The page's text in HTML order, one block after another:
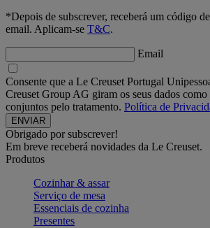
*Depois de subscrever, receberá um código
email. Aplicam-se T&C.
Email
Consente que a Le Creuset Portugal
Creuset Group AG giram os seus dados como
conjuntos pelo tratamento. Política de
Obrigado por subscrever!
Em breve receberá novidades da Le Creuset.
Produtos
Cozinhar & assar
Serviço de mesa
Essenciais de cozinha
Presentes